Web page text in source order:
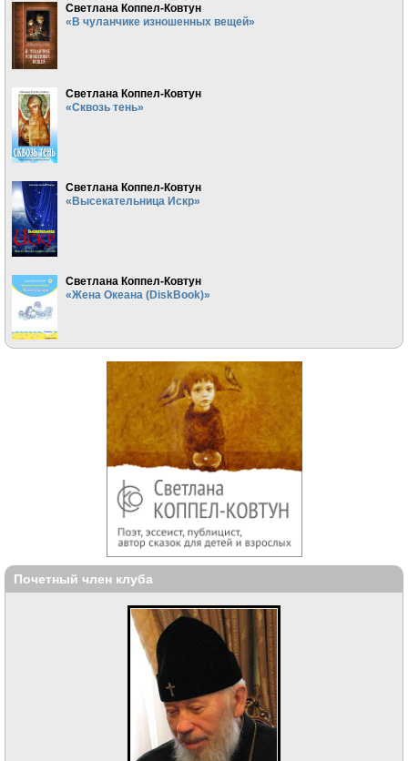
Светлана Коппел-Ковтун
«В чуланчике изношенных вещей»
Светлана Коппел-Ковтун
«Сквозь тень»
Светлана Коппел-Ковтун
«Высекательница Искр»
Светлана Коппел-Ковтун
«Жена Океана (DiskBook)»
Почетный член клуба